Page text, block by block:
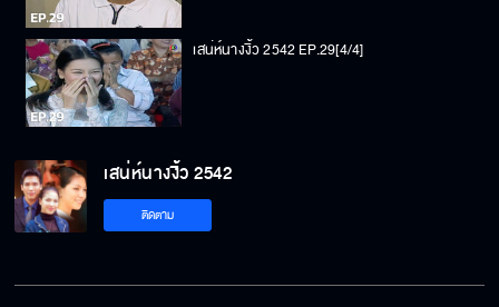
เสน่ห์นางงิ้ว 2542 EP.29[4/4]
เสน่ห์นางงิ้ว 2542
ติดตาม